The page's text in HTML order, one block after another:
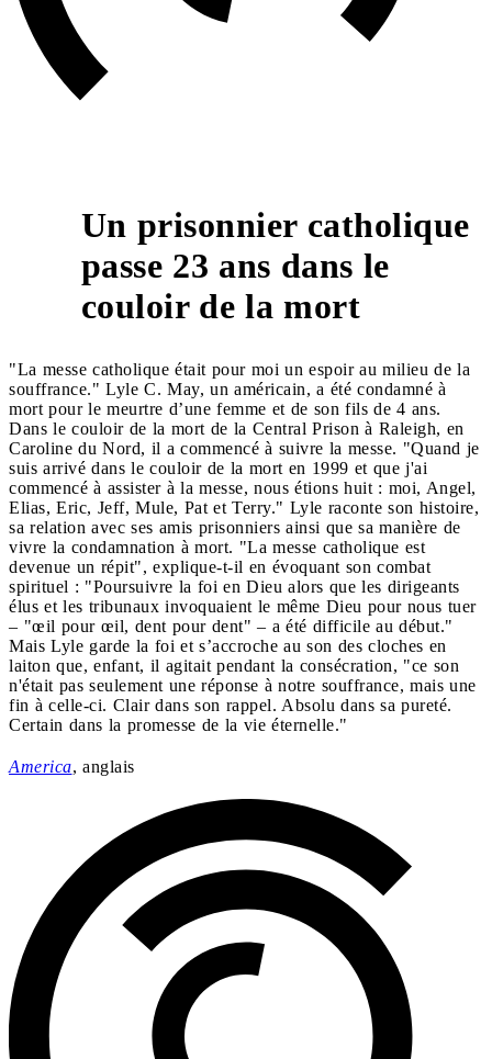
Un prisonnier catholique
passe 23 ans dans le
couloir de la mort
"La messe catholique était pour moi un espoir au milieu de la
souffrance." Lyle C. May, un américain, a été condamné à
mort pour le meurtre d’une femme et de son fils de 4 ans.
Dans le couloir de la mort de la Central Prison à Raleigh, en
Caroline du Nord, il a commencé à suivre la messe. "Quand je
suis arrivé dans le couloir de la mort en 1999 et que j'ai
commencé à assister à la messe, nous étions huit : moi, Angel,
Elias, Eric, Jeff, Mule, Pat et Terry." Lyle raconte son histoire,
sa relation avec ses amis prisonniers ainsi que sa manière de
vivre la condamnation à mort. "La messe catholique est
devenue un répit", explique-t-il en évoquant son combat
spirituel : "Poursuivre la foi en Dieu alors que les dirigeants
élus et les tribunaux invoquaient le même Dieu pour nous tuer
– "œil pour œil, dent pour dent" – a été difficile au début."
Mais Lyle garde la foi et s’accroche au son des cloches en
laiton que, enfant, il agitait pendant la consécration, "ce son
n'était pas seulement une réponse à notre souffrance, mais une
fin à celle-ci. Clair dans son rappel. Absolu dans sa pureté.
Certain dans la promesse de la vie éternelle."
America, anglais